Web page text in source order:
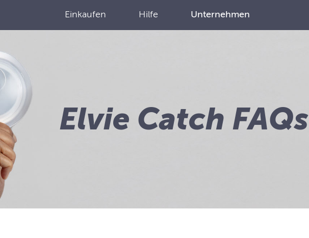
Einkaufen Hilfe Unternehmen
Elvie Catch FAQs